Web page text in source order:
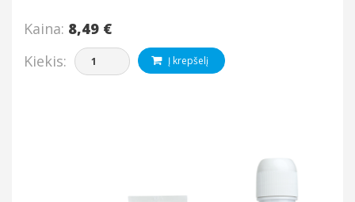
Kaina: 8,49 €
Kiekis:
Į krepšelį